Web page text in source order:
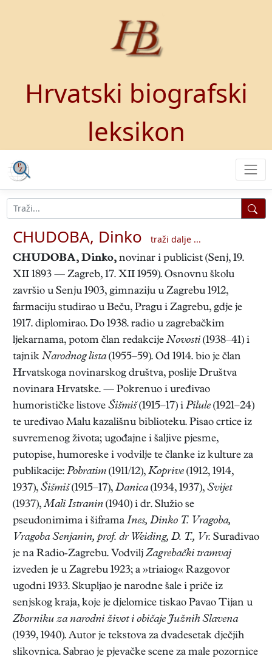
Hrvatski biografski
leksikon
CHUDOBA, Dinko
traži dalje ...
CHUDOBA, Dinko, novinar i publicist (Senj, 19.
XII 1893 — Zagreb, 17. XII 1959). Osnovnu školu
završio u Senju 1903, gimnaziju u Zagrebu 1912,
farmaciju studirao u Beču, Pragu i Zagrebu, gdje je
1917. diplomirao. Do 1938. radio u zagrebačkim
ljekarnama, potom član redakcije Novosti (1938–41) i
tajnik Narodnog lista(1955–59). Od 1914. bio je član
Hrvatskoga novinarskog društva, poslije Društva
novinara Hrvatske. — Pokrenuo i uređivao
humorističke listove Šišmiš(1915–17) i Pilule (1921–24)
te uređivao Malu kazališnu biblioteku. Pisao crtice iz
suvremenog života; ugođajne i šaljive pjesme,
putopise, humoreske i vodvilje te članke iz kulture za
publikacije: Pobratim (1911/12), Koprive (1912, 1914,
1937), Šišmiš(1915–17), Danica(1934, 1937), Svijet
(1937),Mali Istranin (1940) i dr. Služio se
pseudonimima i šiframa Ines, Dinko T. Vragoba,
Vragoba Senjanin, prof. dr Weiding, D. T., Vr. Surađivao
je na Radio-Zagrebu. Vodvilj Zagrebački tramvaj
izveden je u Zagrebu 1923; a »triaiog« Razgovor
ugodni 1933. Skupljao je narodne šale i priče iz
senjskog kraja, koje je djelomice tiskao Pavao Tijan u
Zborniku za narodni život i običaje Južnih Slavena
(1939, 1940). Autor je tekstova za dvadesetak dječjih
slikovnica. Sabrao je pjevačke scene za male pozornice